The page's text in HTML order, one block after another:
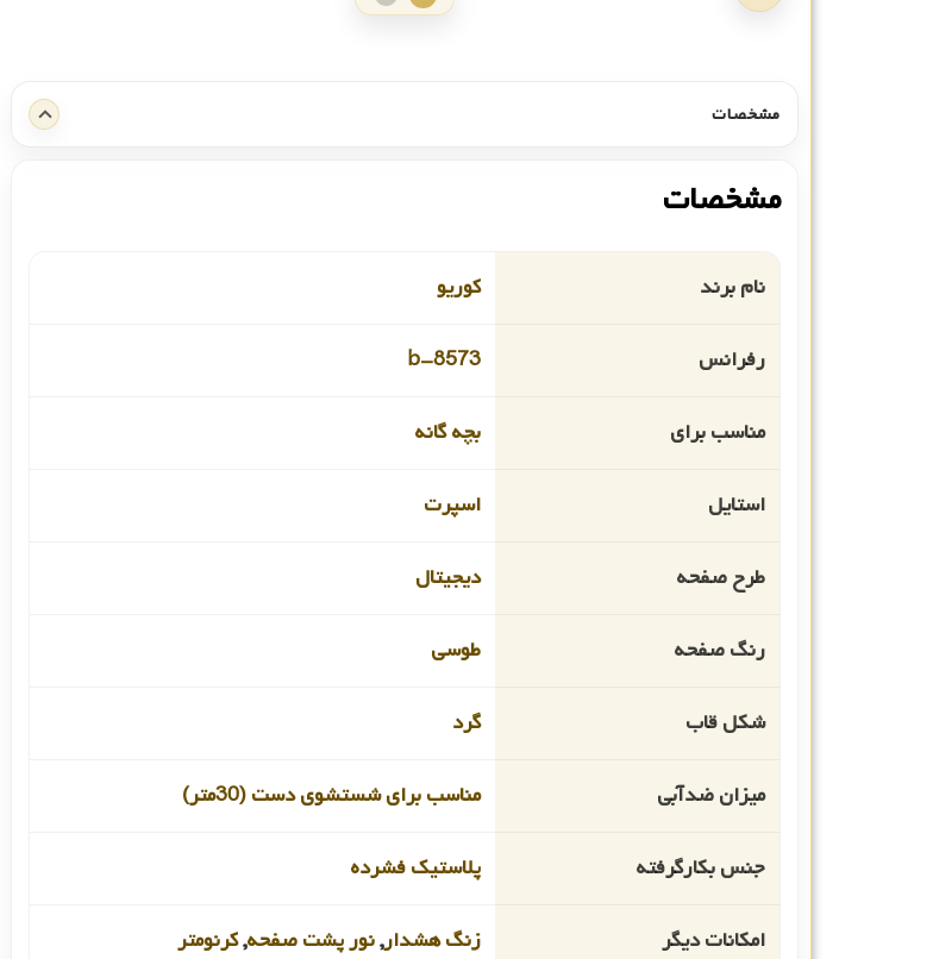
مشخصات
مشخصات
نام برند کوریو
رفرانس 8573-b
مناسب برای بچه گانه
استایل اسپرت
طرح صفحه دیجیتال
رنگ صفحه طوسی
شکل قاب گرد
میزان ضدآبی مناسب برای شستشوی دست (30متر)
جنس بکارگرفته پلاستیک فشرده
امکانات دیگر زنگ هشدار,نور پشت صفحه,کرنومتر